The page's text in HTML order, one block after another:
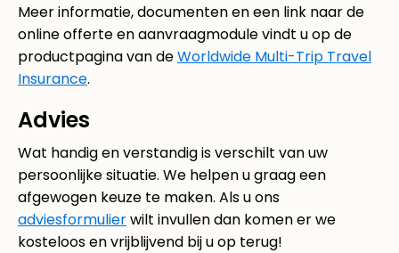
Meer informatie, documenten en een link naar de
online offerte en aanvraagmodule vindt u op de
productpagina van deWorldwide Multi-Trip Travel
Insurance.
Advies
Wat handig en verstandig is verschilt van uw
persoonlijke situatie. We helpen u graag een
afgewogen keuze te maken. Als u ons
adviesformulierwilt invullen dan komen er we
kosteloos en vrijblijvend bij u op terug!